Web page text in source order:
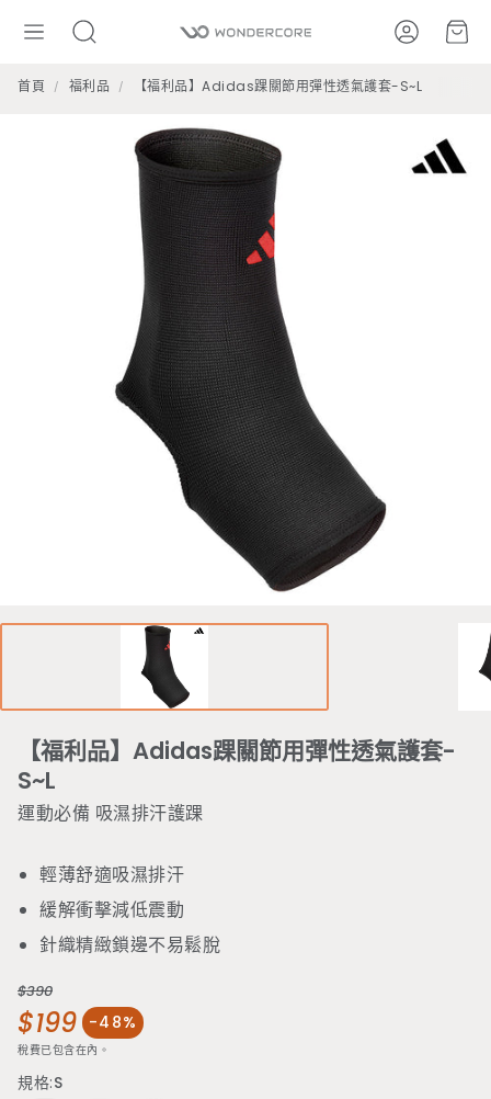
搜
帳號 購
首頁 福利品 【福利品】Adidas踝關節用彈性透氣護套-S~L
【福利品】Adidas踝關節用彈性透氣護套-
S~L
運動必備 吸濕排汗護踝
輕薄舒適吸濕排汗
緩解衝擊減低震動
針織精緻鎖邊不易鬆脫
$199 -48%
售價
定價
$390
稅費已包含在內。
規格:S